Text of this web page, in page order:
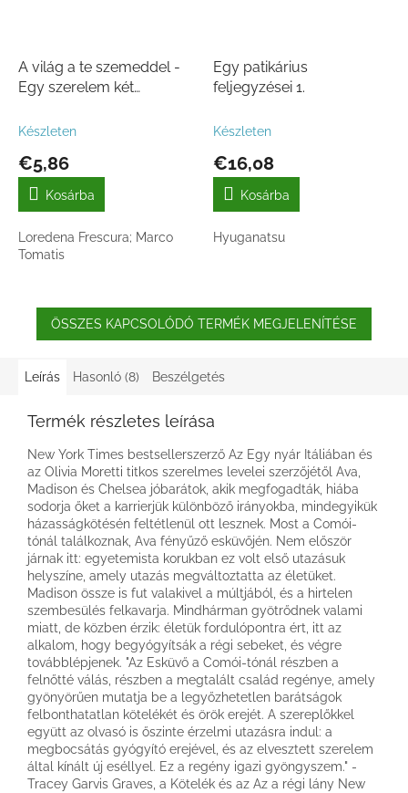
A világ a te szemeddel -
Egy szerelem két
Készleten
€5,86
Kosárba
Loredena Frescura; Marco
Tomatis
Egy patikárius
feljegyzései 1.
Készleten
€16,08
Kosárba
Hyuganatsu
ÖSSZES KAPCSOLÓDÓ TERMÉK MEGJELENÍTÉSE
Leírás Hasonló (8) Beszélgetés
Termék részletes leírása
New York Times bestsellerszerző Az Egy nyár Itáliában és
az Olivia Moretti titkos szerelmes levelei szerzőjétől Ava,
Madison és Chelsea jóbarátok, akik megfogadták, hiába
sodorja őket a karrierjük különböző irányokba, mindegyikük
házasságkötésén feltétlenül ott lesznek. Most a Comói-
tónál találkoznak, Ava fényűző esküvőjén. Nem először
járnak itt: egyetemista korukban ez volt első utazásuk
helyszíne, amely utazás megváltoztatta az életüket.
Madison össze is fut valakivel a múltjából, és a hirtelen
szembesülés felkavarja. Mindhárman gyötrődnek valami
miatt, de közben érzik: életük fordulópontra ért, itt az
alkalom, hogy begyógyítsák a régi sebeket, és végre
továbblépjenek. "Az Esküvő a Comói-tónál részben a
felnőtté válás, részben a megtalált család regénye, amely
gyönyörűen mutatja be a legyőzhetetlen barátságok
felbonthatatlan kötelékét és örök erejét. A szereplőkkel
együtt az olvasó is őszinte érzelmi utazásra indul: a
megbocsátás gyógyító erejével, és az elvesztett szerelem
által kínált új eséllyel. Ez a regény igazi gyöngyszem." -
Tracey Garvis Graves, a Kötelék és az Az a régi lány New